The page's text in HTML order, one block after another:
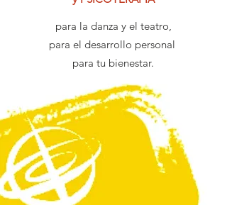
para la danza y el teatro,
para el desarrollo personal ​
para tu bienestar.